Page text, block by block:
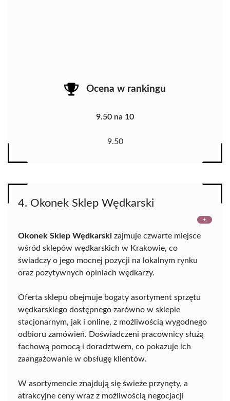
Ocena w rankingu
9.50 na 10
9.50
4. Okonek Sklep Wędkarski
Okonek Sklep Wędkarski zajmuje czwarte miejsce
wśród sklepów wędkarskich w Krakowie, co
świadczy o jego mocnej pozycji na lokalnym rynku
oraz pozytywnych opiniach wędkarzy.
Oferta sklepu obejmuje bogaty asortyment sprzętu
wędkarskiego dostępnego zarówno w sklepie
stacjonarnym, jak i online, z możliwością wygodnego
odbioru zamówień. Doświadczeni pracownicy służą
fachową pomocą i doradztwem, co pokazuje ich
zaangażowanie w obsługę klientów.
W asortymencie znajdują się świeże przynęty, a
atrakcyjne ceny wraz z możliwością negocjacji